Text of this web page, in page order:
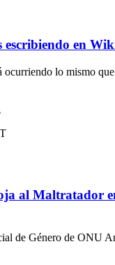
escribiendo en
ocurriendo lo mismo
al Maltratador
de Género de ONU